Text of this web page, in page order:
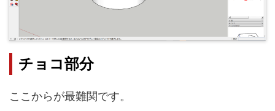
チョコ部分
ここからが最難関です。